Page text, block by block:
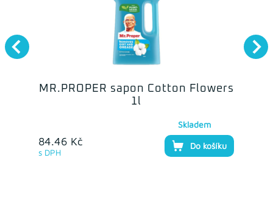
MR.PROPER sapon Cotton Flowers
1l
84.46 Kč
s DPH
Skladem
Do košíku